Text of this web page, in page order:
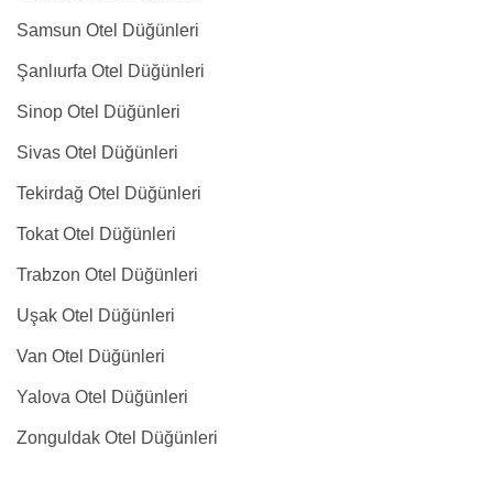
Samsun Otel Düğünleri
Şanlıurfa Otel Düğünleri
Sinop Otel Düğünleri
Sivas Otel Düğünleri
Tekirdağ Otel Düğünleri
Tokat Otel Düğünleri
Trabzon Otel Düğünleri
Uşak Otel Düğünleri
Van Otel Düğünleri
Yalova Otel Düğünleri
Zonguldak Otel Düğünleri